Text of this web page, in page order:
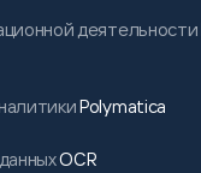
деятельности
Polymatica
OCR